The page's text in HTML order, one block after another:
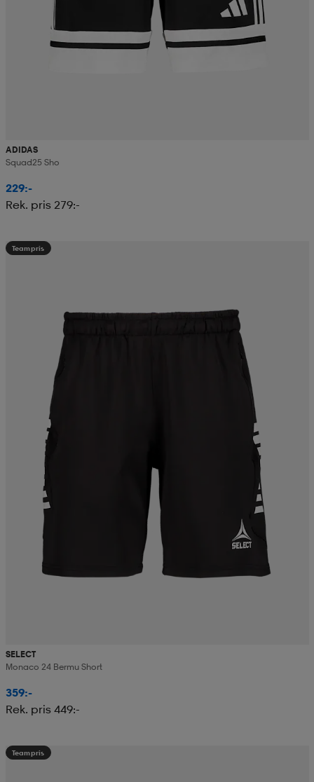
ADIDAS
Squad25 Sho
229:-
Rek. pris 279:-
Teampris
SELECT
Monaco 24 Bermu Short
359:-
Rek. pris 449:-
Teampris